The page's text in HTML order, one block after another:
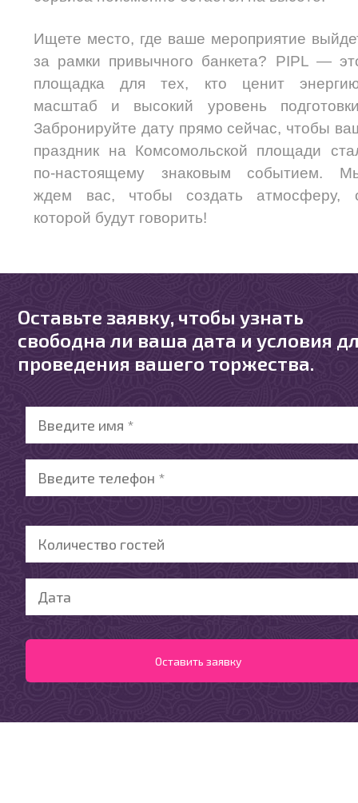
Ищете место, где ваше мероприятие
за рамки привычного банкета? PIPL —
площадка для тех, кто ценит
масштаб и высокий уровень
Забронируйте дату прямо сейчас, чтобы
праздник на Комсомольской площади
по-настоящему знаковым событием.
ждем вас, чтобы создать атмосферу,
которой будут говорить!
Оставьте заявку, чтобы узнать
свободна ли ваша дата и условия
проведения вашего торжества.